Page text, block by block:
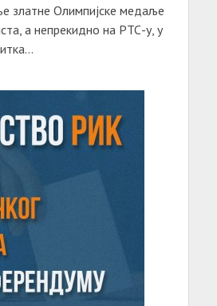
златне Олимпијске медаље
а непрекидно на РТС-у, у